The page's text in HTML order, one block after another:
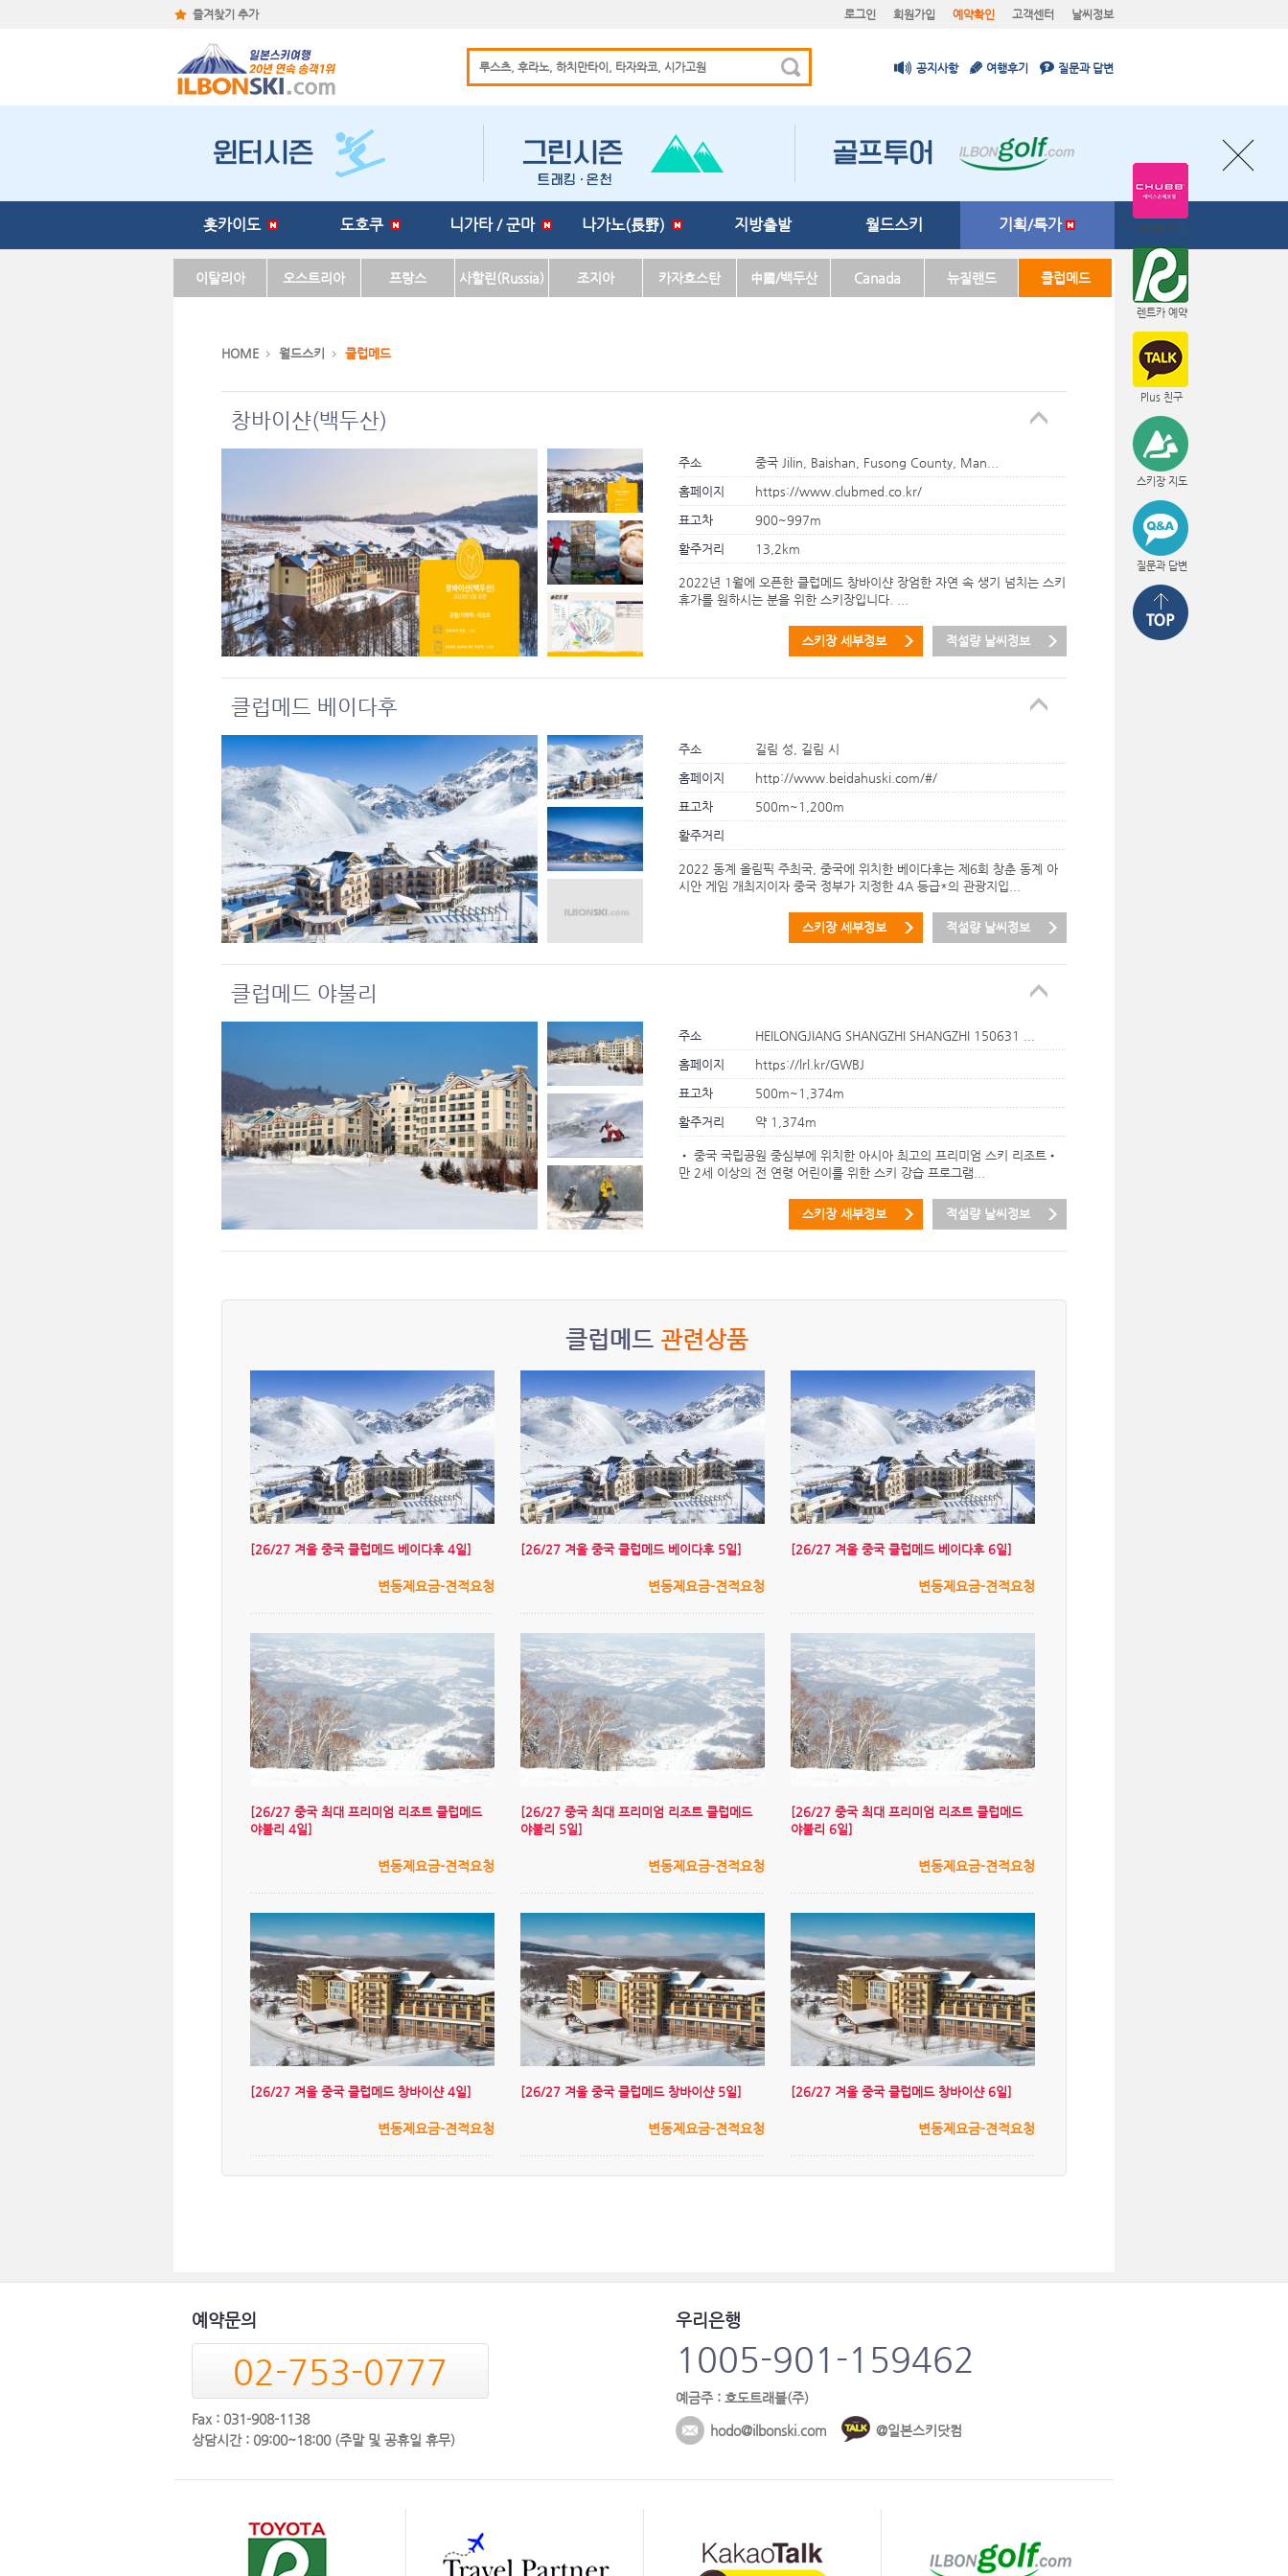
즐겨찾기 추가 로그인 회원가입 예약확인 고객센터 날씨정보
공지사항 여행후기 질문과 답변
홋카이도 도호쿠 니가타 / 군마 나가노(長野) 지방출발 월드스키 기획/특가
이탈리아 오스트리아 프랑스 사할린(Russia) 조지아 카자흐스탄 中國/백두산 Canada 뉴질랜드 클럽메드
HOME 월드스키 클럽메드
창바이샨(백두산)
주소
중국 Jilin, Baishan, Fusong County, Man...
홈페이지
https://www.clubmed.co.kr/
표고차
900~997m
활주거리
13,2km
2022년 1월에 오픈한 클럽메드 창바이샨 장엄한 자연 속 생기 넘치는 스키
휴가를 원하시는 분을 위한 스키장입니다. ...
스키장 세부정보 적설량 날씨정보
클럽메드 베이다후
주소
길림 성, 길림 시
홈페이지
http://www.beidahuski.com/#/
표고차
500m~1,200m
활주거리
2022 동계 올림픽 주최국, 중국에 위치한 베이다후는 제6회 창춘 동계 아
시안 게임 개최지이자 중국 정부가 지정한 4A 등급*의 관광지입...
스키장 세부정보 적설량 날씨정보
클럽메드 야불리
주소
HEILONGJIANG SHANGZHI SHANGZHI 150631 ...
홈페이지
https://lrl.kr/GWBJ
표고차
500m~1,374m
활주거리
약 1,374m
• 중국 국립공원 중심부에 위치한 아시아 최고의 프리미엄 스키 리조트•
만 2세 이상의 전 연령 어린이를 위한 스키 강습 프로그램...
스키장 세부정보 적설량 날씨정보
클럽메드 관련상품
[26/27 겨울 중국 클럽메드 베이다후 4일]
변동제요금-견적요청
[26/27 겨울 중국 클럽메드 베이다후 5일]
변동제요금-견적요청
[26/27 겨울 중국 클럽메드 베이다후 6일]
변동제요금-견적요청
[26/27 중국 최대 프리미엄 리조트 클럽메드
야불리 4일]
변동제요금-견적요청
[26/27 중국 최대 프리미엄 리조트 클럽메드
야불리 5일]
변동제요금-견적요청
[26/27 중국 최대 프리미엄 리조트 클럽메드
야불리 6일]
변동제요금-견적요청
[26/27 겨울 중국 클럽메드 창바이샨 4일]
변동제요금-견적요청
[26/27 겨울 중국 클럽메드 창바이샨 5일]
변동제요금-견적요청
[26/27 겨울 중국 클럽메드 창바이샨 6일]
변동제요금-견적요청
여행자 보험
렌트카 예약
Plus 친구
스키장 지도
질문과 답변
예약문의
02-753-0777
Fax : 031-908-1138
상담시간 : 09:00~18:00 (주말 및 공휴일 휴무)
우리은행
1005-901-159462
예금주 : 호도트래블(주)
hodo@ilbonski.com @일본스키닷컴